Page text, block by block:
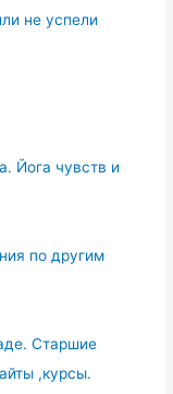
не успели
Йога чувств и
по другим
Старшие
,курсы.